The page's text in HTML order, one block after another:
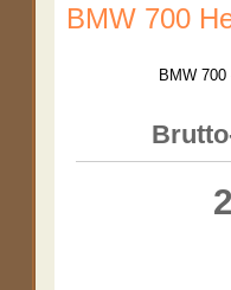
BMW 700
BMW